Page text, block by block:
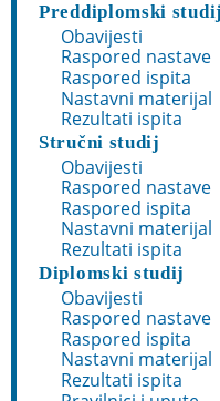
Preddiplomski studij
Obavijesti
Raspored nastave
Raspored ispita
Nastavni materijal
Rezultati ispita
Stručni studij
Obavijesti
Raspored nastave
Raspored ispita
Nastavni materijal
Rezultati ispita
Diplomski studij
Obavijesti
Raspored nastave
Raspored ispita
Nastavni materijal
Rezultati ispita